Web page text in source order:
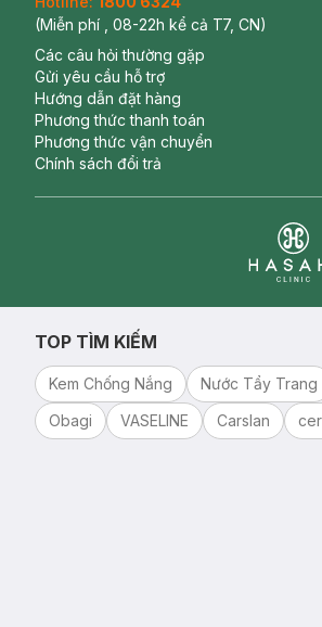
(Miễn phí , 08-22h kể cả T7, CN)
Các câu hỏi thường gặp
Gửi yêu cầu hỗ trợ
Hướng dẫn đặt hàng
Phương thức thanh toán
Phương thức vận chuyển
Chính sách đổi trả
TOP TÌM KIẾM
Kem Chống Nắng Nước Tẩy Trang
Obagi
VASELINE Carslan